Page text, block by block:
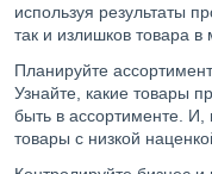
используя результаты
так и излишков товара в
Планируйте
Узнайте, какие товары
быть в ассортименте. И,
товары с низкой